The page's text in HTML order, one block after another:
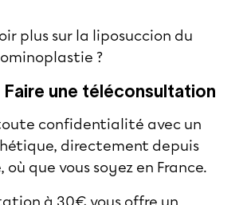
plus sur la liposuccion du
?
Faire une téléconsultation
confidentialité avec un
directement depuis
que vous soyez en France.